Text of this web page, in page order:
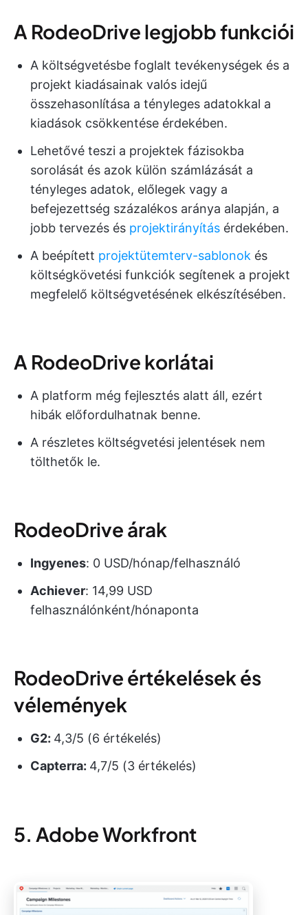
A RodeoDrive legjobb funkciói
A költségvetésbe foglalt tevékenységek és a
projekt kiadásainak valós idejű
összehasonlítása a tényleges adatokkal a
kiadások csökkentése érdekében.
Lehetővé teszi a projektek fázisokba
sorolását és azok külön számlázását a
tényleges adatok, előlegek vagy a
befejezettség százalékos aránya alapján, a
jobb tervezés és projektirányítás érdekében.
A beépített projektütemterv-sablonok és
költségkövetési funkciók segítenek a projekt
megfelelő költségvetésének elkészítésében.
A RodeoDrive korlátai
A platform még fejlesztés alatt áll, ezért
hibák előfordulhatnak benne.
A részletes költségvetési jelentések nem
tölthetők le.
RodeoDrive árak
Ingyenes: 0 USD/hónap/felhasználó
Achiever: 14,99 USD
felhasználónként/hónaponta
RodeoDrive értékelések és
vélemények
G2: 4,3/5 (6 értékelés)
Capterra: 4,7/5 (3 értékelés)
5. Adobe Workfront